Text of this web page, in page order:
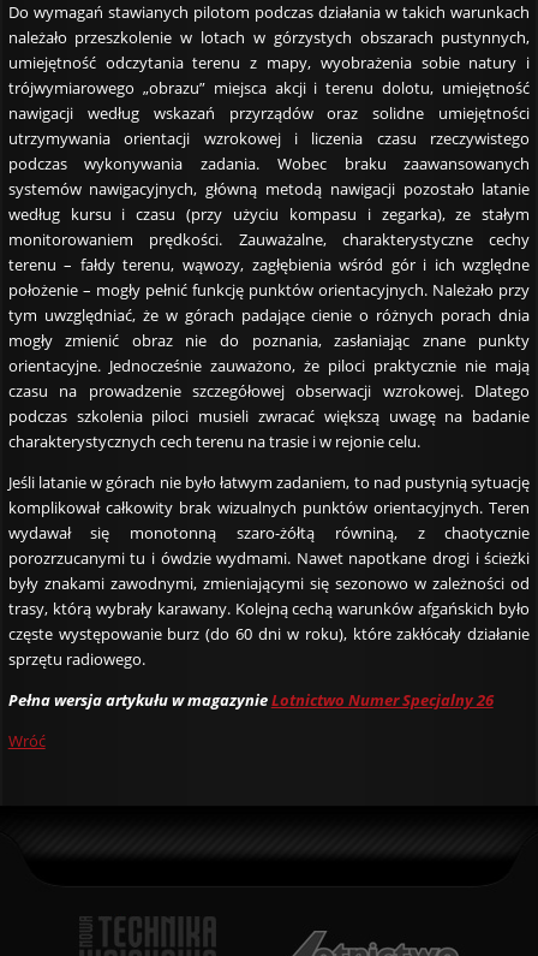
Do wymagań stawianych pilotom podczas działania w takich warunkach
należało przeszkolenie w lotach w górzystych obszarach pustynnych,
umiejętność odczytania terenu z mapy, wyobrażenia sobie natury i
trójwymiarowego „obrazu” miejsca akcji i terenu dolotu, umiejętność
nawigacji według wskazań przyrządów oraz solidne umiejętności
utrzymywania orientacji wzrokowej i liczenia czasu rzeczywistego
podczas wykonywania zadania. Wobec braku zaawansowanych
systemów nawigacyjnych, główną metodą nawigacji pozostało latanie
według kursu i czasu (przy użyciu kompasu i zegarka), ze stałym
monitorowaniem prędkości. Zauważalne, charakterystyczne cechy
terenu – fałdy terenu, wąwozy, zagłębienia wśród gór i ich względne
położenie – mogły pełnić funkcję punktów orientacyjnych. Należało przy
tym uwzględniać, że w górach padające cienie o różnych porach dnia
mogły zmienić obraz nie do poznania, zasłaniając znane punkty
orientacyjne. Jednocześnie zauważono, że piloci praktycznie nie mają
czasu na prowadzenie szczegółowej obserwacji wzrokowej. Dlatego
podczas szkolenia piloci musieli zwracać większą uwagę na badanie
charakterystycznych cech terenu na trasie i w rejonie celu.
Jeśli latanie w górach nie było łatwym zadaniem, to nad pustynią sytuację
komplikował całkowity brak wizualnych punktów orientacyjnych. Teren
wydawał się monotonną szaro-żółtą równiną, z chaotycznie
porozrzucanymi tu i ówdzie wydmami. Nawet napotkane drogi i ścieżki
były znakami zawodnymi, zmieniającymi się sezonowo w zależności od
trasy, którą wybrały karawany. Kolejną cechą warunków afgańskich było
częste występowanie burz (do 60 dni w roku), które zakłócały działanie
sprzętu radiowego.
Pełna wersja artykułu w magazynieLotnictwo Numer Specjalny 26
Wróć